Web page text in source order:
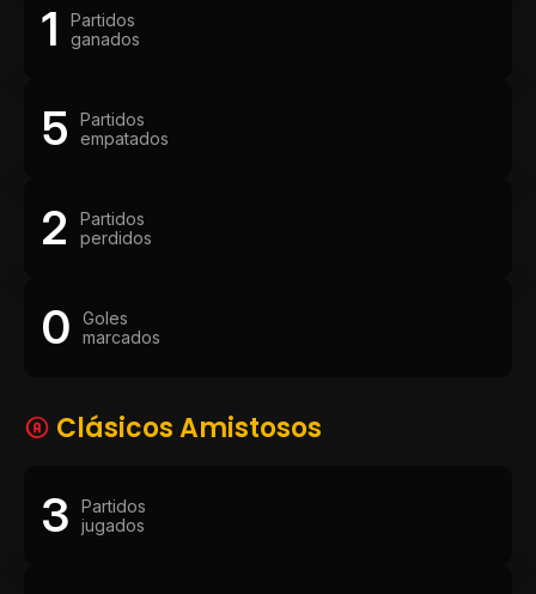
1
Partidos
ganados
5
Partidos
empatados
2
Partidos
perdidos
0
Goles
marcados
Clásicos Amistosos
3
Partidos
jugados